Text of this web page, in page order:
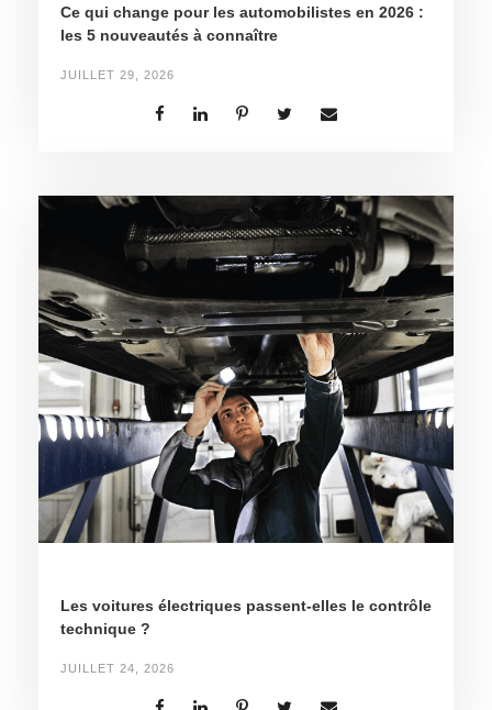
Ce qui change pour les automobilistes en 2026 :
les 5 nouveautés à connaître
JUILLET 29, 2026
Les voitures électriques passent-elles le contrôle
technique ?
JUILLET 24, 2026